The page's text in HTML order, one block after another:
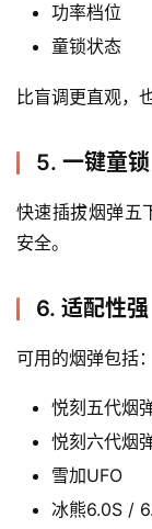
功率档位
童锁状态
比盲调更直观，
5. 一键童锁
快速插拔烟弹五
安全。
6. 适配性强
可用的烟弹包括：
悦刻五代烟
悦刻六代烟
雪加UFO
冰熊6.0S /